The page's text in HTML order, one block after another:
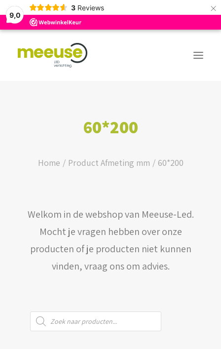
9,0
3 Reviews ×
BUDGET ASSORTIMENT
WEBSHOP
LOGIN / REGISTER
WINKELWAGEN
60*200
Home Product Afmeting mm 60*200
Welkom in de webshop van Meeuse-Led.
Mocht je vragen hebben over onze
producten of je producten niet kunnen
vinden, vraag ons om advies.
Producten
zoeken